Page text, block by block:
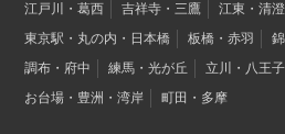
江戸川・葛西
吉祥寺・三鷹 江東・清
東京駅・丸の内・日本橋
板橋・赤羽
調布・府中
練馬・光が丘 立川・八王
お台場・豊洲・湾岸
町田・多摩